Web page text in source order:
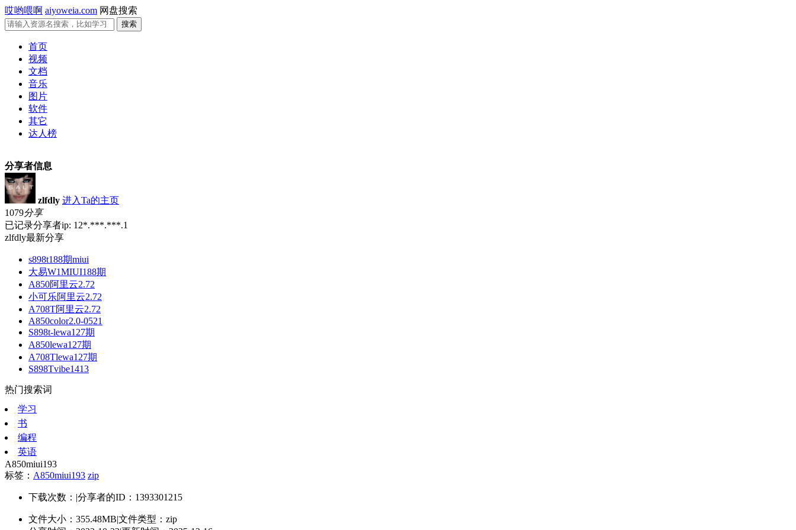
哎哟喂啊 aiyoweia.com 网盘搜索
首页
视频
文档
音乐
图片
软件
其它
达人榜
分享者信息
zlfdly 进入Ta的主页
1079分享
已记录分享者ip: 12*.***.***.1
zlfdly最新分享
s898t188期miui
大易W1MIUI188期
A850阿里云2.72
小可乐阿里云2.72
A708T阿里云2.72
A850color2.0-0521
S898t-lewa127期
A850lewa127期
A708Tlewa127期
S898Tvibe1413
热门搜索词
学习
书
编程
英语
A850miui193
标签： A850miui193 zip
下载次数： |分享者的ID：1393301215
文件大小：355.48MB|文件类型：zip